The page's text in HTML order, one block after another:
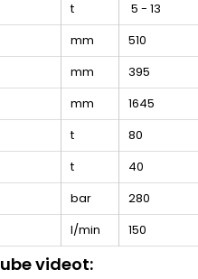
t
5 - 13
mm
510
mm
395
mm
1645
t
80
t
40
bar
280
l/min 150
videot: